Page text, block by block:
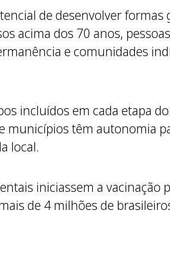
de desenvolver formas
acima dos 70 anos,
e comunidades
incluídos em cada etapa
municípios têm autonomia
local.
iniciassem a vacinação
de 4 milhões de